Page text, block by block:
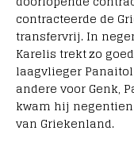
contracteerde de
transfervrij. In
Karelis trekt zo
laagvlieger
andere voor Genk,
kwam hij
van Griekenland.